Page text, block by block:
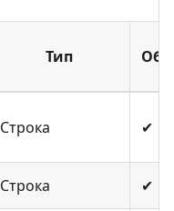
Тип
Строка ✔
Строка ✔